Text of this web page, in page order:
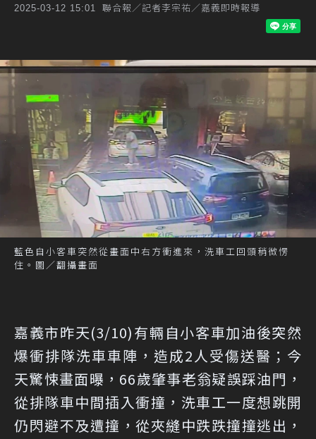
2025-03-12 15:01 聯合報／記者李宗祐／嘉義即時報導
藍色自小客車突然從畫面中右方衝進來，洗車工回頭稍微愣
住。圖／翻攝畫面
嘉義市昨天(3/10)有輛自小客車加油後突然
爆衝排隊洗車車陣，造成2人受傷送醫；今
天驚悚畫面曝，66歲肇事老翁疑誤踩油門，
從排隊車中間插入衝撞，洗車工一度想跳開
仍閃避不及遭撞，從夾縫中跌跌撞撞逃出，